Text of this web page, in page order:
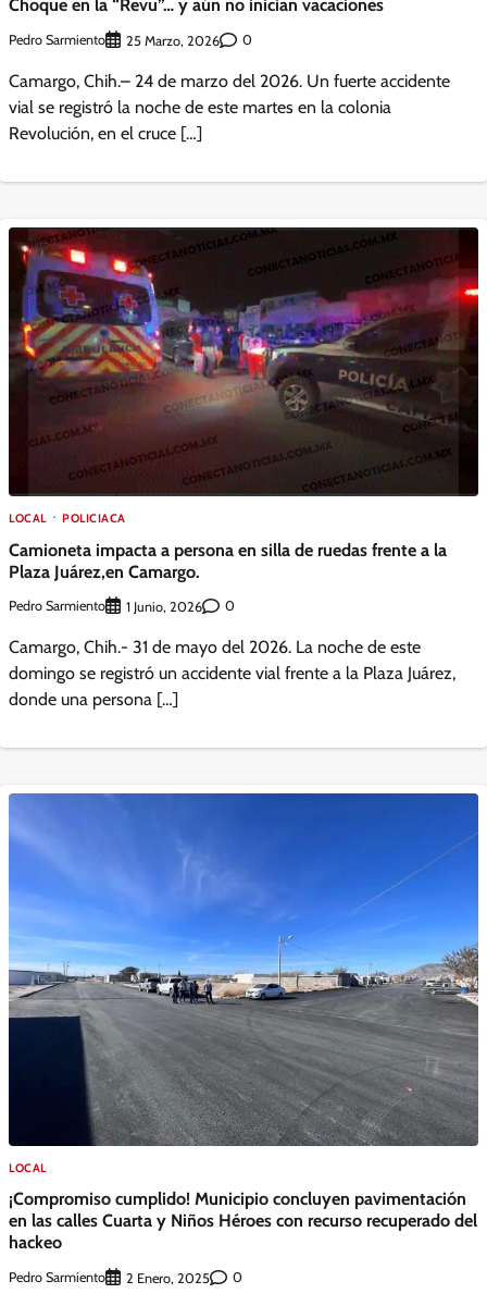
Choque en la “Revu”… y aún no inician vacaciones
Pedro Sarmiento 25 Marzo, 2026 0
Camargo, Chih.– 24 de marzo del 2026. Un fuerte accidente
vial se registró la noche de este martes en la colonia
Revolución, en el cruce […]
LOCAL POLICIACA
Camioneta impacta a persona en silla de ruedas frente a la
Plaza Juárez,en Camargo.
Pedro Sarmiento 1 Junio, 2026 0
Camargo, Chih.- 31 de mayo del 2026. La noche de este
domingo se registró un accidente vial frente a la Plaza Juárez,
donde una persona […]
LOCAL
¡Compromiso cumplido! Municipio concluyen pavimentación
en las calles Cuarta y Niños Héroes con recurso recuperado del
hackeo
Pedro Sarmiento 2 Enero, 2025 0